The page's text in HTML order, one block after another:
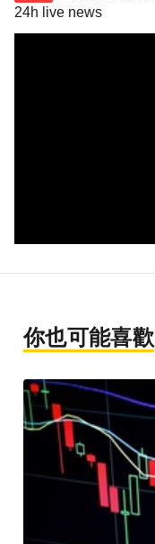
24h live news
你也可能喜歡